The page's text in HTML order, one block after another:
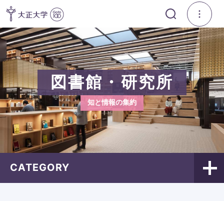
図書館・研究所
知と情報の集約
CATEGORY